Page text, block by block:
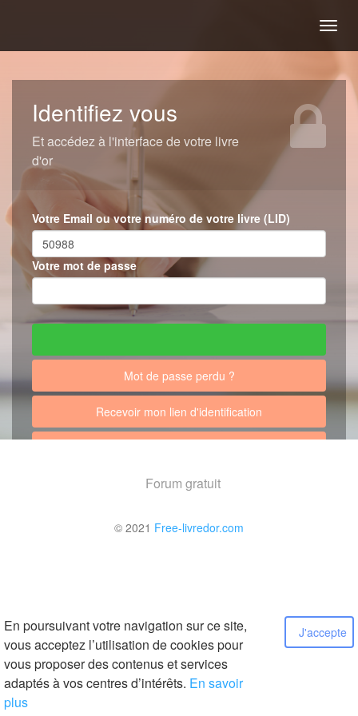
En poursuivant votre navigation sur ce site,
vous acceptez l’utilisation de cookies pour
vous proposer des contenus et services
adaptés à vos centres d’intérêts. En savoir
plus
J'accepte
Identifiez vous
Et accédez à l'interface de votre livre
d'or
Votre Email ou votre numéro de votre livre (LID)
Votre mot de passe
Mot de passe perdu ?
Recevoir mon lien d'identification
Forum gratuit
© 2021 Free-livredor.com